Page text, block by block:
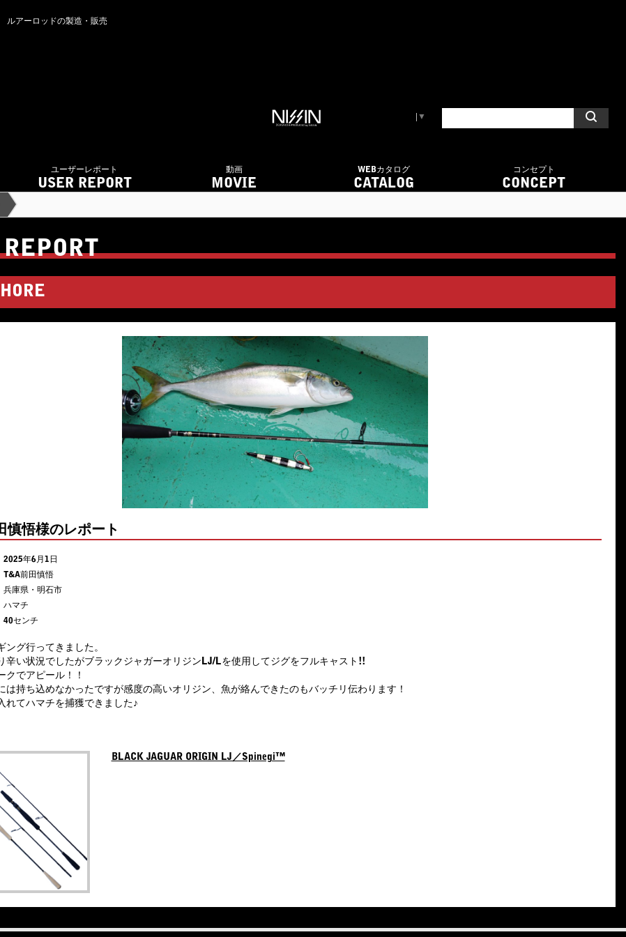
ルアーロッドの製造・販売
▼
ユーザーレポート
USER REPORT
動画
MOVIE
WEBカタログ
CATALOG
コンセプト
CONCEPT
慎悟様のレポート
2025年6月1日
T&A前田慎悟
兵庫県・明石市
ハマチ
40センチ
ング行ってきました。
辛い状況でしたがブラックジャガーオリジンLJ/Lを使用してジグをフルキャスト!!
クでアピール！！
は持ち込めなかったですが感度の高いオリジン、魚が絡んできたのもバッチリ伝わります！
れてハマチを捕獲できました♪
BLACK JAGUAR ORIGIN LJ／Spinegi™